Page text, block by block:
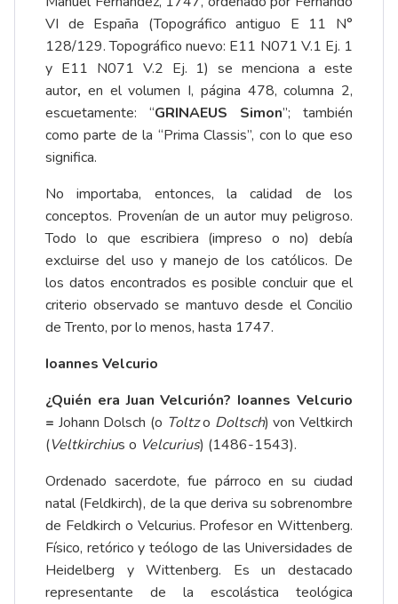
VI de España (Topográfico antiguo E 11 N°
128/129. Topográfico nuevo: E11 N071 V.1 Ej. 1
y E11 N071 V.2 Ej. 1) se menciona a este
autor, en el volumen I, página 478, columna 2,
escuetamente: “GRINAEUS Simon”; también
como parte de la “Prima Classis”, con lo que eso
significa.
No importaba, entonces, la calidad de los
conceptos. Provenían de un autor muy peligroso.
Todo lo que escribiera (impreso o no) debía
excluirse del uso y manejo de los católicos. De
los datos encontrados es posible concluir que el
criterio observado se mantuvo desde el Concilio
de Trento, por lo menos, hasta 1747.
Ioannes Velcurio
¿Quién era Juan Velcurión? Ioannes Velcurio
= Johann Dolsch (o Toltzo Doltsch) von Veltkirch
(Veltkirchius o Velcurius) (1486-1543).
Ordenado sacerdote, fue párroco en su ciudad
natal (Feldkirch), de la que deriva su sobrenombre
de Feldkirch o Velcurius. Profesor en Wittenberg.
Físico, retórico y teólogo de las Universidades de
Heidelberg y Wittenberg. Es un destacado
representante de la escolástica teológica